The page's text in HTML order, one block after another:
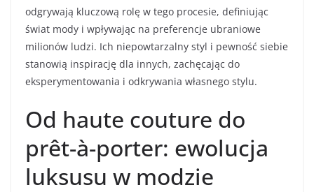
odgrywają kluczową rolę w tego procesie, definiując
świat mody i wpływając na preferencje ubraniowe
milionów ludzi. Ich niepowtarzalny styl i pewność siebie
stanowią inspirację dla innych, zachęcając do
eksperymentowania i odkrywania własnego stylu.
Od haute couture do
prêt-à-porter: ewolucja
luksusu w modzie